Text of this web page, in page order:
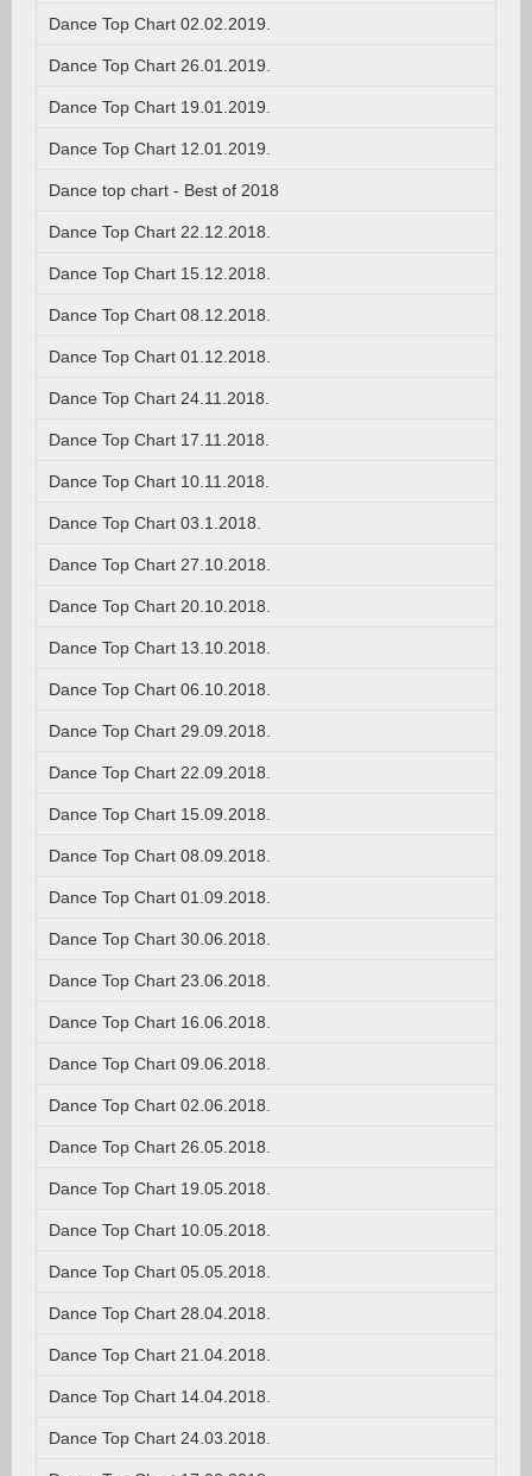
Dance Top Chart 02.02.2019.
Dance Top Chart 26.01.2019.
Dance Top Chart 19.01.2019.
Dance Top Chart 12.01.2019.
Dance top chart - Best of 2018
Dance Top Chart 22.12.2018.
Dance Top Chart 15.12.2018.
Dance Top Chart 08.12.2018.
Dance Top Chart 01.12.2018.
Dance Top Chart 24.11.2018.
Dance Top Chart 17.11.2018.
Dance Top Chart 10.11.2018.
Dance Top Chart 03.1.2018.
Dance Top Chart 27.10.2018.
Dance Top Chart 20.10.2018.
Dance Top Chart 13.10.2018.
Dance Top Chart 06.10.2018.
Dance Top Chart 29.09.2018.
Dance Top Chart 22.09.2018.
Dance Top Chart 15.09.2018.
Dance Top Chart 08.09.2018.
Dance Top Chart 01.09.2018.
Dance Top Chart 30.06.2018.
Dance Top Chart 23.06.2018.
Dance Top Chart 16.06.2018.
Dance Top Chart 09.06.2018.
Dance Top Chart 02.06.2018.
Dance Top Chart 26.05.2018.
Dance Top Chart 19.05.2018.
Dance Top Chart 10.05.2018.
Dance Top Chart 05.05.2018.
Dance Top Chart 28.04.2018.
Dance Top Chart 21.04.2018.
Dance Top Chart 14.04.2018.
Dance Top Chart 24.03.2018.